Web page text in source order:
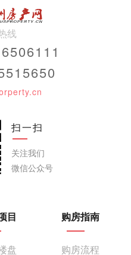
线
扫一扫
关注我们
微信公众号
目
盘
购房指南
购房流程